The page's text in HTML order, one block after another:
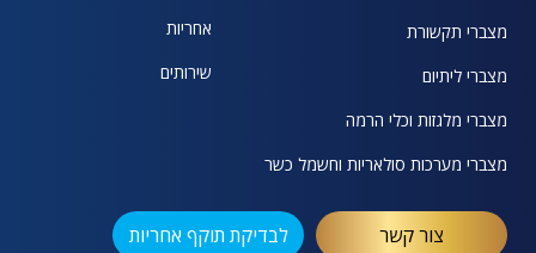
מצברי תקשורת
מצברי ליתיום
מצברי מלגזות וכלי הרמה
מצברי מערכות סולאריות וחשמל כשר
אחריות
שירותים
צור קשר לבדיקת תוקף אחריות